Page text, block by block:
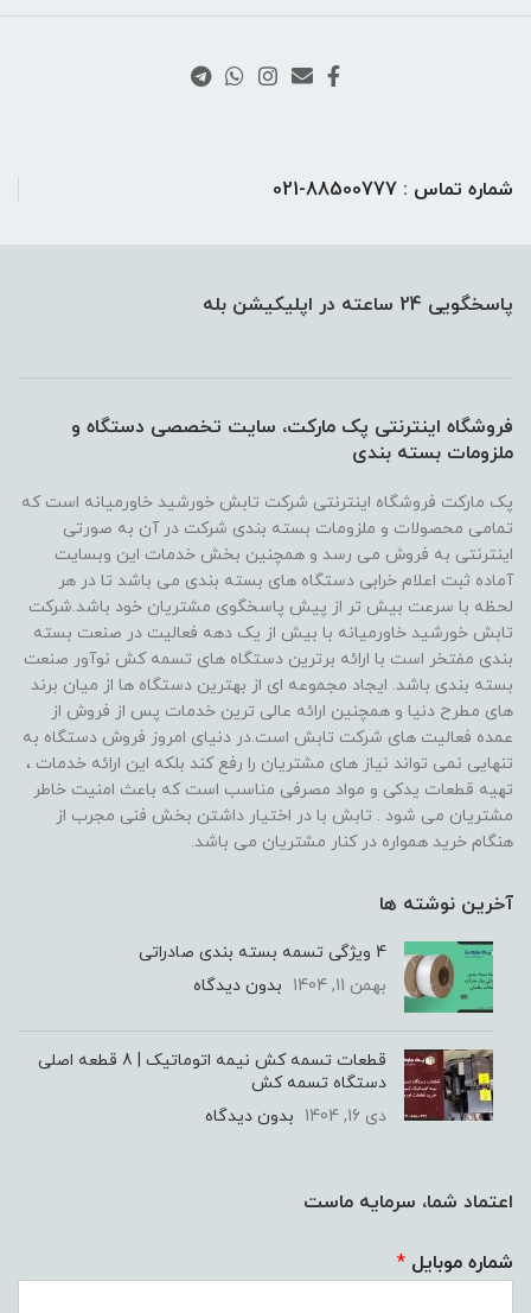
شماره تماس : 88500777-021
پاسخگویی 24 ساعته در اپلیکیشن بله
فروشگاه اینترنتی پک مارکت، سایت تخصصی دستگاه و
ملزومات بسته بندی
پک مارکت فروشگاه اینترنتی شرکت تابش خورشید خاورمیانه است که
تمامی محصولات و ملزومات بسته بندی شرکت در آن به صورتی
اینترنتی به فروش می رسد و همچنین بخش خدمات این وبسایت
آماده ثبت اعلام خرابی دستگاه های بسته بندی می باشد تا در هر
لحظه با سرعت بیش تر از پیش پاسخگوی مشتریان خود باشد.شرکت
تابش خورشید خاورمیانه با بیش از یک دهه فعالیت در صنعت بسته
بندی مفتخر است با ارائه برترین دستگاه های تسمه کش نوآور صنعت
بسته بندی باشد. ایجاد مجموعه ای از بهترین دستگاه ها از میان برند
های مطرح دنیا و همچنین ارائه عالی ترین خدمات پس از فروش از
عمده فعالیت های شرکت تابش است.در دنیای امروز فروش دستگاه به
تنهایی نمی تواند نیاز های مشتریان را رفع کند بلکه این ارائه خدمات ،
تهیه قطعات یدکی و مواد مصرفی مناسب است که باعث امنیت خاطر
مشتریان می شود . تابش با در اختیار داشتن بخش فنی مجرب از
هنگام خرید همواره در کنار مشتریان می باشد.
آخرین نوشته ها
4 ویژگی تسمه بسته‌ بندی صادراتی
بهمن 11, 1404
بدون دیدگاه
قطعات تسمه کش نیمه اتوماتیک | 8 قطعه اصلی
دستگاه تسمه کش
دی 16, 1404
بدون دیدگاه
اعتماد شما، سرمایه ماست
شماره موبایل *